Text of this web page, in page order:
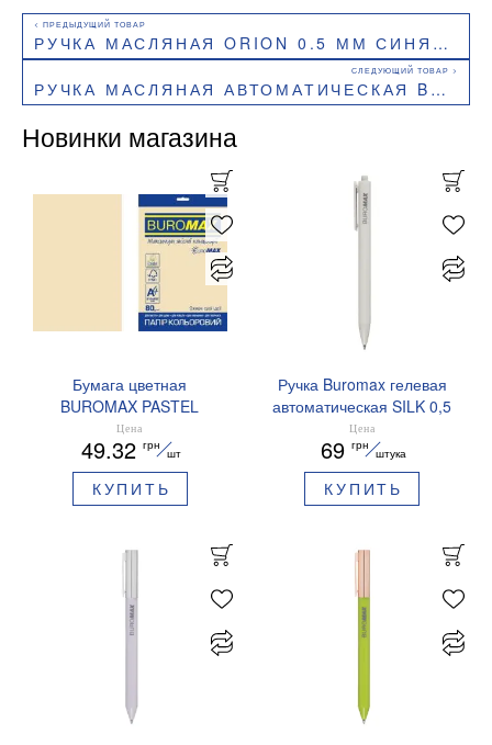
РУЧКА МАСЛЯНАЯ ORION 0.5 ММ СИНЯЯ BUROMAX BM.8366-01
РУЧКА МАСЛЯНАЯ АВТОМАТИЧЕСКАЯ BUROMAX PEARL 0,7 ММ СИНЯЯ BM.8371
Новинки магазина
Бумага цветная
BUROMAX PASTEL
EUROMAX 20 арк А4 80 г/
мс BM.2721220E-08
Цена
49.32 грн
шт
КУПИТЬ
Ручка Buromax гелевая
автоматическая SILK 0,5
мм синие чернила
BM.83100
Цена
69 грн
штука
КУПИТЬ